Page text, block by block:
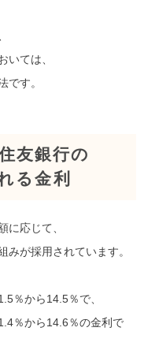
いては、
です。
友銀行の
る金利
に応じて、
が採用されています。
％から14.5％で、
％から14.6％の金利で